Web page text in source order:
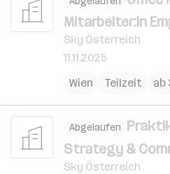
Mitarbeiter:in
Sky Österreich
11.11.2025
Wien
Teilzeit ab
Abgelaufen
Strategy &
Sky Österreich